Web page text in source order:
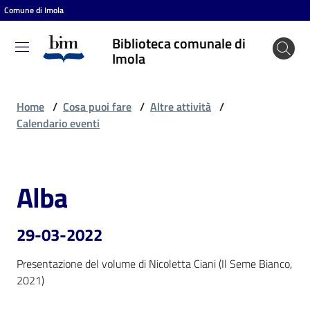
Vai al contenuto
Vai alla navigazione
Vai al footer
Comune di Imola
Biblioteca comunale di
Imola
Biblioteca
comunale
Cosa
puoi
fare
Home / Cosa puoi fare / Altre attività /
Calendario eventi
Salta al contenuto
Alba
29-03-2022
Presentazione del volume di Nicoletta Ciani (Il Seme Bianco,
2021)